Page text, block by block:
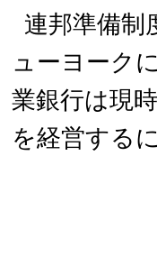
連邦準備制
ューヨーク
業銀行は現
を経営する